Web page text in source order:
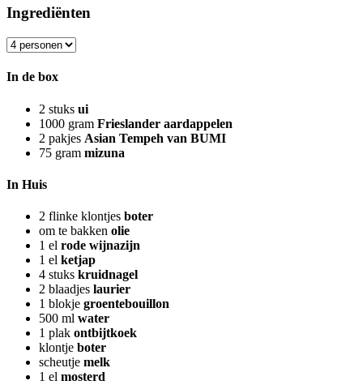
Ingrediënten
In de box
2 stuks ui
1000 gram Frieslander aardappelen
2 pakjes Asian Tempeh van BUMI
75 gram mizuna
In Huis
2 flinke klontjes boter
om te bakken olie
1 el rode wijnazijn
1 el ketjap
4 stuks kruidnagel
2 blaadjes laurier
1 blokje groentebouillon
500 ml water
1 plak ontbijtkoek
klontje boter
scheutje melk
1 el mosterd